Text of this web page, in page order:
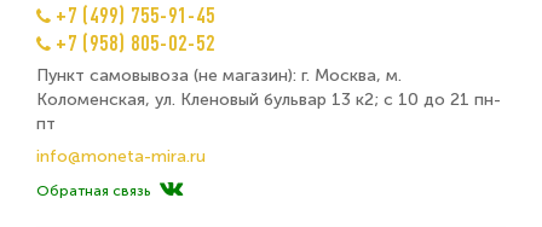
+7 (499) 755-91-45
+7 (958) 805-02-52
Пункт самовывоза (не магазин): г. Москва, м.
Коломенская, ул. Кленовый бульвар 13 к2; с 10 до 21 пн-
пт
info@moneta-mira.ru
Обратная связь